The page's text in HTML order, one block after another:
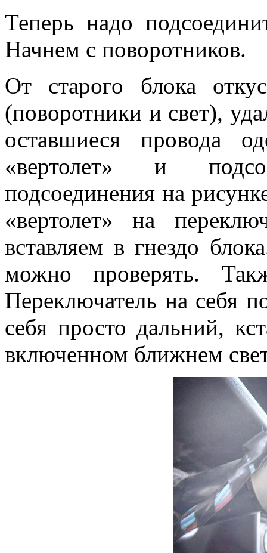
Теперь надо
Начнем с поворотников.
От старого блока
(поворотники и свет),
оставшиеся провода
«вертолет» и
подсоединения на
«вертолет» на
вставляем в гнездо
можно проверять.
Переключатель на себя
себя просто дальний,
включенном ближнем